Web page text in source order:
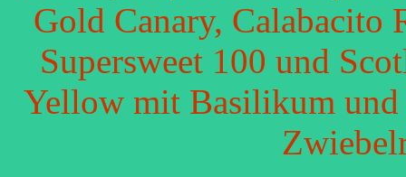
Gold Canary, Calabacito
Supersweet 100 und
Yellow mit Basilikum und